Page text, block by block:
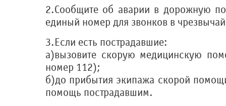
2.Сообщите об аварии в дорожную
единый номер для звонков в
3.Если есть пострадавшие:
a)вызовите скорую медицинскую
номер 112);
б)до прибытия экипажа скорой
помощь пострадавшим.